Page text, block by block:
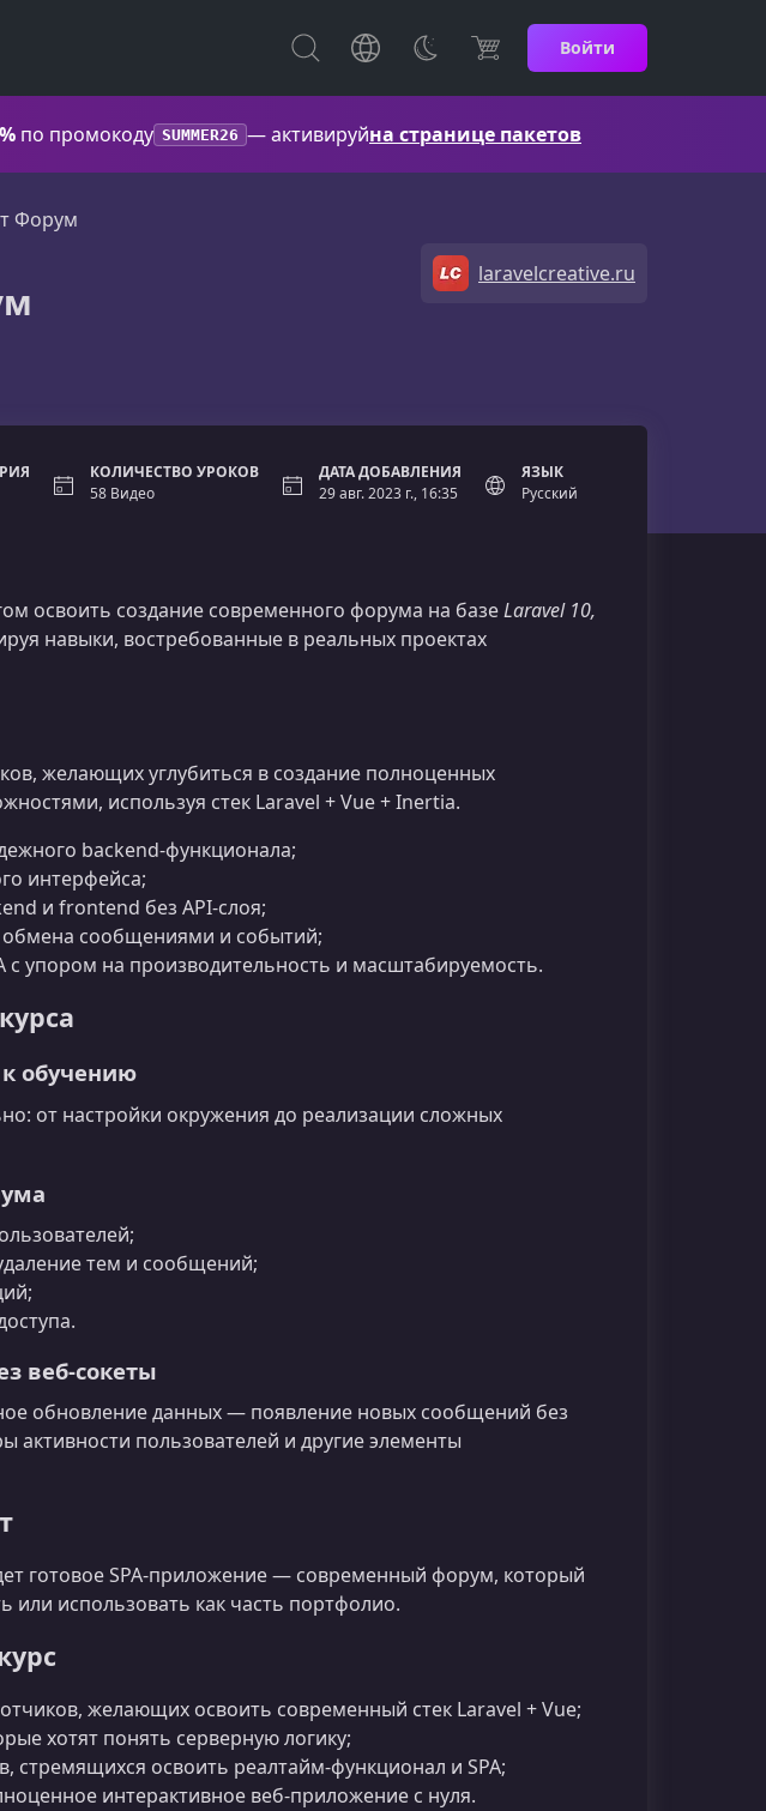
Войти
по промокоду SUMMER26 — активируйна странице пакетов
Форум
laravelcreative.ru
КОЛИЧЕСТВО УРОКОВ
58 Видео
ДАТА ДОБАВЛЕНИЯ
29 авг. 2023 г., 16:35
ЯЗЫК
Русский
освоить создание современного форума на базеLaravel 10,
навыки, востребованные в реальных проектах
желающих углубиться в создание полноценных
используя стек Laravel + Vue + Inertia.
backend‑функционала;
интерфейса;
и frontend без API‑слоя;
обмена сообщениями и событий;
с упором на производительность и масштабируемость.
обучению
от настройки окружения до реализации сложных
тем и сообщений;
веб‑сокеты
обновление данных — появление новых сообщений без
активности пользователей и другие элементы
готовое SPA‑приложение — современный форум, который
использовать как часть портфолио.
желающих освоить современный стек Laravel + Vue;
хотят понять серверную логику;
стремящихся освоить реалтайм‑функционал и SPA;
интерактивное веб‑приложение с нуля.